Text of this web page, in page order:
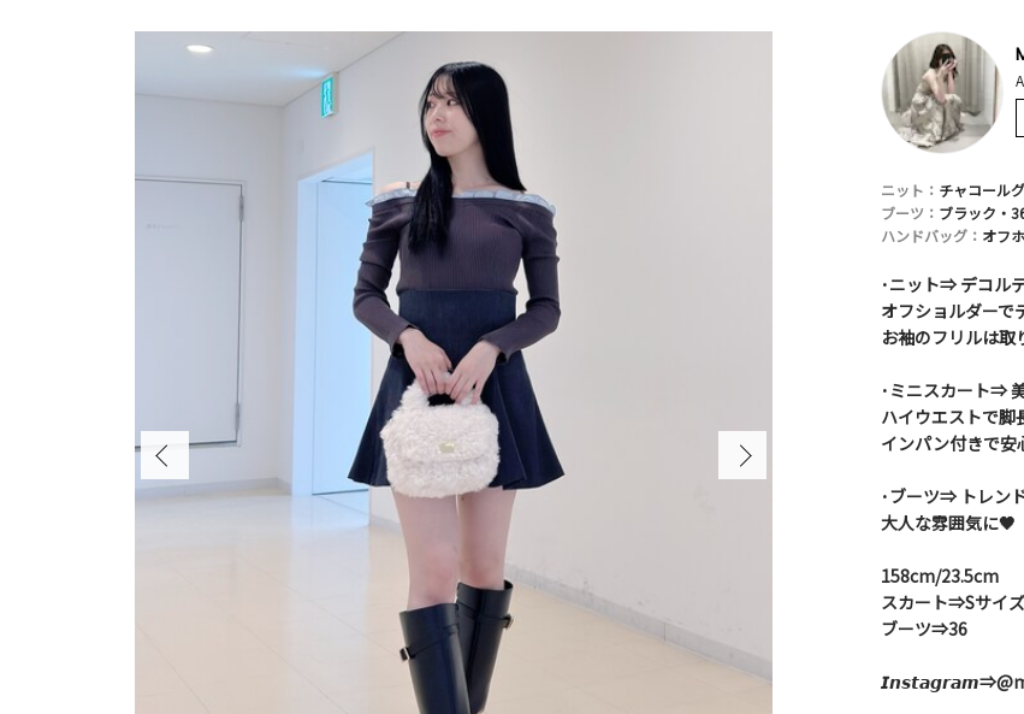
ニット： チャコール
ブーツ： ブラック・
ハンドバッグ： オフ
･ニット⇒ デコル
オフショルダーで
お袖のフリルは取
･ミニスカート⇒
ハイウエストで脚
インパン付きで安
･ブーツ⇒ トレン
大人な雰囲気に🖤
158cm/23.5cm
スカート⇒Sサイズ
ブーツ⇒36